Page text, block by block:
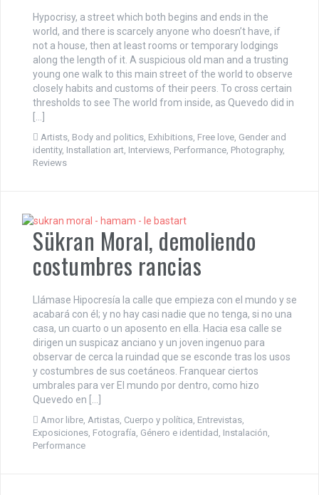
Hypocrisy, a street which both begins and ends in the
world, and there is scarcely anyone who doesn’t have, if
not a house, then at least rooms or temporary lodgings
along the length of it. A suspicious old man and a trusting
young one walk to this main street of the world to observe
closely habits and customs of their peers. To cross certain
thresholds to see The world from inside, as Quevedo did in
Artists Body and politics Exhibitions Free love Gender and
identity, Installation art Interviews Performance Photography,
Reviews
Sükran Moral, demoliendo
costumbres rancias
Llámase Hipocresía la calle que empieza con el mundo y se
acabará con él; y no hay casi nadie que no tenga, si no una
casa, un cuarto o un aposento en ella. Hacia esa calle se
dirigen un suspicaz anciano y un joven ingenuo para
observar de cerca la ruindad que se esconde tras los usos
y costumbres de sus coetáneos. Franquear ciertos
umbrales para ver El mundo por dentro, como hizo
Quevedo en […]
Amor libre, Artistas, Cuerpo y política, Entrevistas,
Exposiciones, Fotografía, Género e identidad , Instalación,
Performance